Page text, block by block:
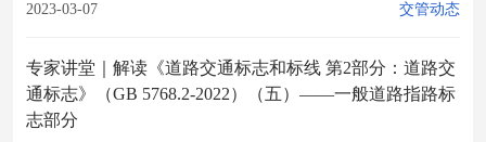
2023-03-07 交管动态
专家讲堂｜解读《道路交通标志和标线 第2部分：道路交
通标志》（GB 5768.2-2022）（五）——一般道路指路标
志部分